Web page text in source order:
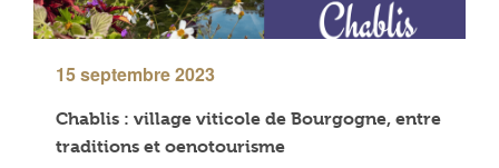
15 septembre 2023
Chablis : village viticole de Bourgogne, entre
traditions et oenotourisme